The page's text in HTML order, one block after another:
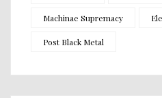
Machinae Supremacy
Post Black Metal